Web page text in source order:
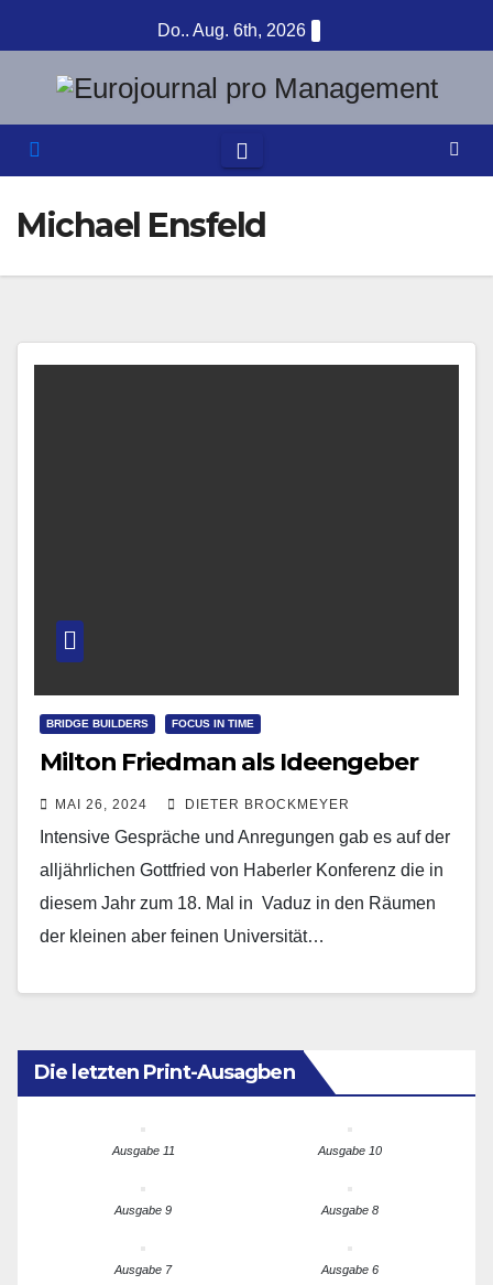
Inhalt
springen
Do.. Aug. 6th, 2026
Michael Ensfeld
BRIDGE BUILDERS FOCUS IN TIME
Milton Friedman als Ideengeber
MAI 26, 2024 DIETER BROCKMEYER
Intensive Gespräche und Anregungen gab es auf der
alljährlichen Gottfried von Haberler Konferenz die in
diesem Jahr zum 18. Mal in Vaduz in den Räumen
der kleinen aber feinen Universität…
Die letzten Print-Ausagben
Ausgabe 11 Ausgabe 10
Ausgabe 9 Ausgabe 8
Ausgabe 7 Ausgabe 6